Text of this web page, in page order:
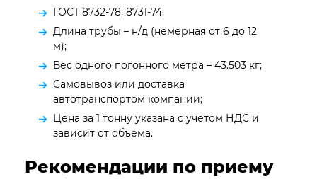
ГОСТ 8732-78, 8731-74;
Длина трубы – н/д (немерная от 6 до 12
м);
Вес одного погонного метра – 43.503 кг;
Самовывоз или доставка
автотранспортом компании;
Цена за 1 тонну указана с учетом НДС и
зависит от объема.
Рекомендации по приему